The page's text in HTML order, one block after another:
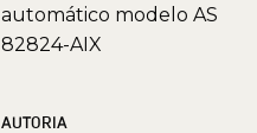
automático modelo AS
82824-AIX
AUTORIA